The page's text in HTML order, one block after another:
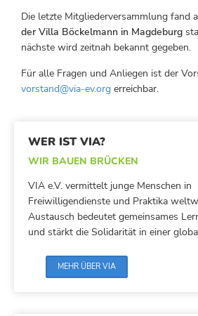
Die letzte Mitgliederversammlung fand
der Villa Böckelmann in Magdeburg
nächste wird zeitnah bekannt gegeben.
Für alle Fragen und Anliegen ist der
vorstand@via-ev.org erreichbar.
WER IST VIA?
WIR BAUEN BRÜCKEN
VIA e.V. vermittelt junge Menschen in
Freiwilligendienste und Praktika
Austausch bedeutet gemeinsames
und stärkt die Solidarität in einer
MEHR ÜBER VIA